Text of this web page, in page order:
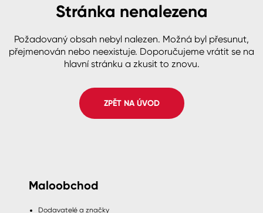
B2B +420 800 145 555Po – Pá: 8:00–15:00
Česko
Slovensko Polsko Worldwide
Plast, sklo, keramika
Stěny
Fasády
Spreje
Stránka nenalezena
Požadovaný obsah nebyl nalezen. Možná byl přesunut,
přejmenován nebo neexistuje. Doporučujeme vrátit se na
hlavní stránku a zkusit to znovu.
ZPĚT NA ÚVOD
Maloobchod
Dodavatelé a značky